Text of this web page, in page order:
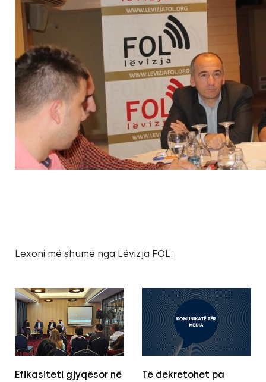
Lexoni më shumë nga Lëvizja FOL:
Efikasiteti gjyqësor në
Të dekretohet pa